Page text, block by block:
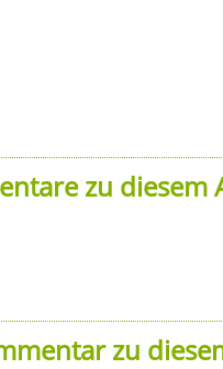
zu diesem
zu